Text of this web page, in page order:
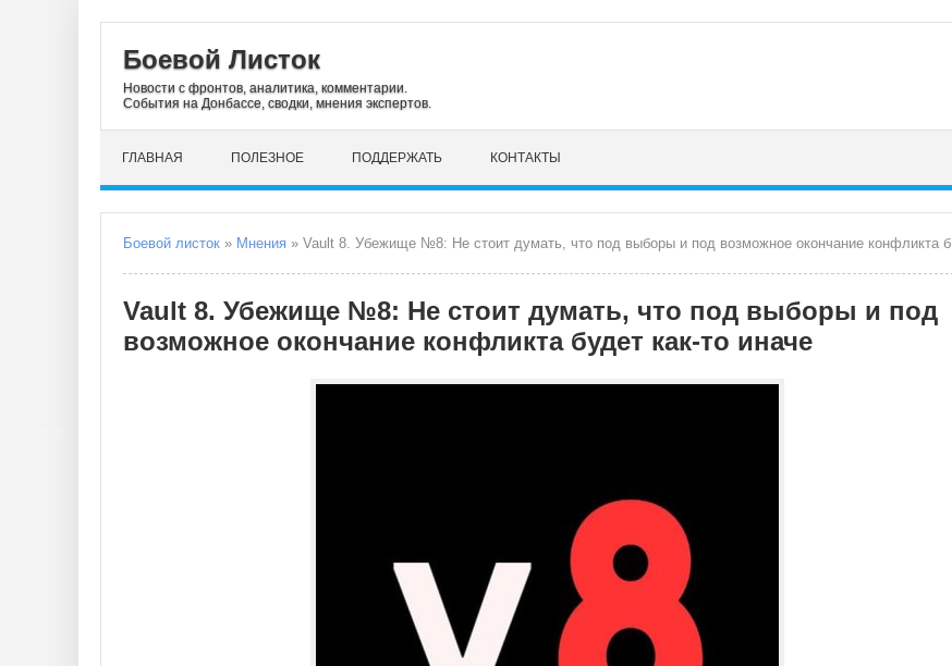
Боевой Листок
Новости с фронтов, аналитика, комментарии.
События на Донбассе, сводки, мнения экспертов.
ГЛАВНАЯ ПОЛЕЗНОЕ ПОДДЕРЖАТЬ КОНТАКТЫ
Боевой листок » Мнения » Vault 8. Убежище №8: Не стоит думать, что под выборы и под возможное окончание конфликта будет как-то иначе
Vault 8. Убежище №8: Не стоит думать, что под выборы и под
возможное окончание конфликта будет как-то иначе